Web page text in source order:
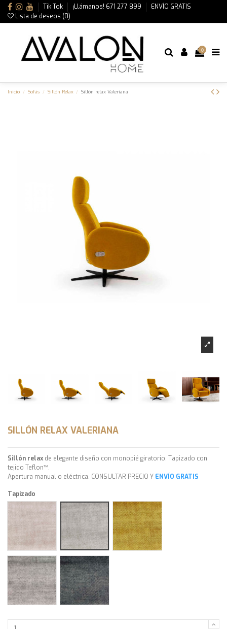
Tik Tok ¡Llámanos! 671 277 899
ENVÍO GRATIS
Lista de deseos (0)
0
Inicio Sofás Sillón Relax Sillón relax Valeriana
SILLÓN RELAX VALERIANA
Sillón relax de elegante diseño con monopié giratorio. Tapizado con
tejido Teflon™.
Apertura manual o eléctrica. CONSULTAR PRECIO Y ENVÍO GRATIS
Tapizado
Atlantis crudo
Atlantis mazapán Atlantis oro
Atlantis acero Atlantis piedra